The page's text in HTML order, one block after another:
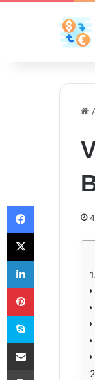
Facebook
X
LinkedIn
Pinterest
Skype
E-Posta ile paylaş